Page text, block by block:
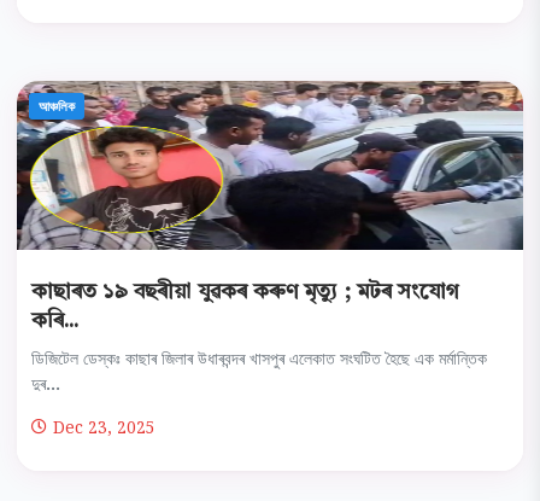
আঞ্চলিক
কাছাৰত ১৯ বছৰীয়া যুৱকৰ কৰুণ মৃত্যু ; মটৰ সংযোগ
কৰি...
ডিজিটেল ডেস্কঃ কাছাৰ জিলাৰ উধাৰবন্দৰ খাসপুৰ এলেকাত সংঘটিত হৈছে এক মৰ্মান্তিক
দুৰ...
Dec 23, 2025